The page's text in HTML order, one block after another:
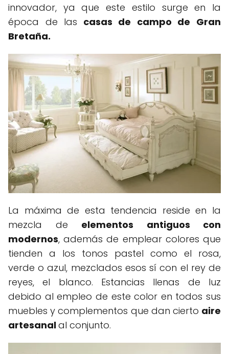
innovador, ya que este estilo surge en la
época de las casas de campo de Gran
Bretaña.
La máxima de esta tendencia reside en la
mezcla de elementos antiguos con
modernos, además de emplear colores que
tienden a los tonos pastel como el rosa,
verde o azul, mezclados esos sí con el rey de
reyes, el blanco. Estancias llenas de luz
debido al empleo de este color en todos sus
muebles y complementos que dan cierto aire
artesanalal conjunto.